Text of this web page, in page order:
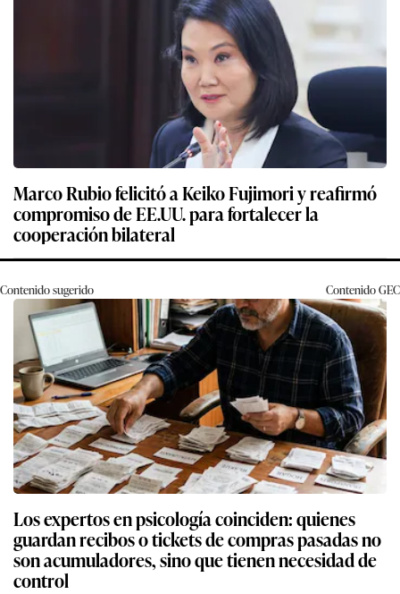
Marco Rubio felicitó a Keiko Fujimori y reafirmó
compromiso de EE.UU. para fortalecer la
cooperación bilateral
Contenido sugerido ContenidoGEC
Los expertos en psicología coinciden: quienes
guardan recibos o tickets de compras pasadas no
son acumuladores, sino que tienen necesidad de
control